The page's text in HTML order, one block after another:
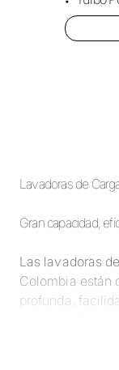
Lavadoras de
Gran capacidad,
Las lavadoras
Colombia están
profunda,